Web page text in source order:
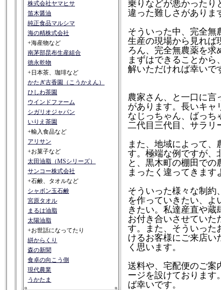
株式会社ヤマヒサ
笛木醤油
純正食品マルシマ
海の精株式会社
+海産物など
南茅部昆布生産組合
徳永乾物
+日本茶、珈琲など
かたぎ古香園（こうかえん）
ひしわ茶園
ウインドファーム
シガリオジャパン
いりえ茶園
+輸入食品など
アリサン
+お菓子など
太田油脂（MSシリーズ）
サンコー株式会社
+石鹸、タオルなど
シャボン玉石鹸
宮原タオル
まるは油脂
太陽油脂
+お世話になってたり
絣からくり
森の新聞
食卓の向こう側
現代農業
うかたま
乗りなどが悪かったり
違った難しさがありま
そういった中、完全無
生産の現場から見れば
ろん、完全無農薬を求
まずはできることか
解いただければ幸いで
農家さん、と一口に言
があります。長いキャ
なじっちゃん、ばっち
二代目三代目、サラリ
また、地域によって
す。極端な例ですが、
と、黒木町の棚田で
まったく違ってきます
そういった様々な制約
を作っていきたい、よ
きたい。私達産直や蔵
お付き合いさせていた
す。また、そういった
けるお客様にご来店い
く思います。
送料や、宅配便のご案
ージを設けております
ば幸いです。